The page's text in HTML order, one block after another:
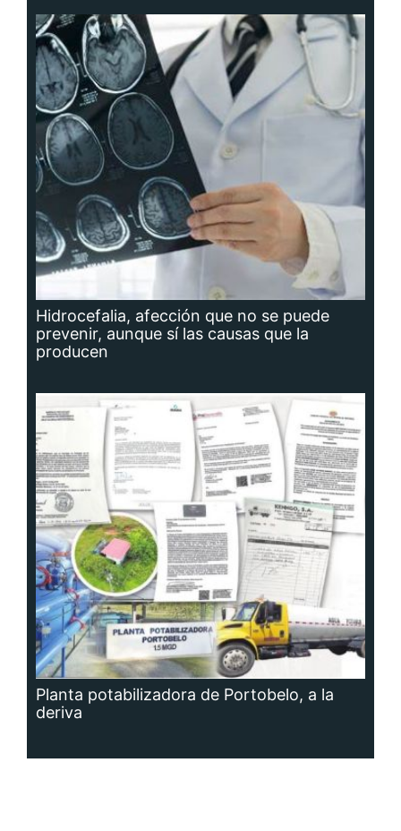
Hidrocefalia, afección que no se puede
prevenir, aunque sí las causas que la
producen
Planta potabilizadora de Portobelo, a la
deriva